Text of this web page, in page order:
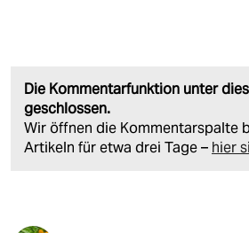
Die Kommentarfunktion unter
geschlossen.
Wir öffnen die Kommentarspalte
Artikeln für etwa drei Tage – hier